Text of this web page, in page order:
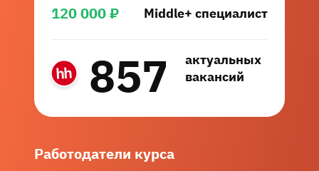
120 000₽ Middle+ специалист
857
актуальных
вакансий
Работодатели курса